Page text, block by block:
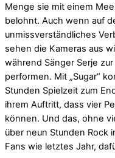
Menge sie mit einem
belohnt. Auch wenn auf
unmissverständliches
sehen die Kameras aus
während Sänger Serje
performen. Mit „Sugar“
Stunden Spielzeit zum
ihrem Auftritt, dass vier
können. Und das, ohne
über neun Stunden Rock
Fans wie letztes Jahr,